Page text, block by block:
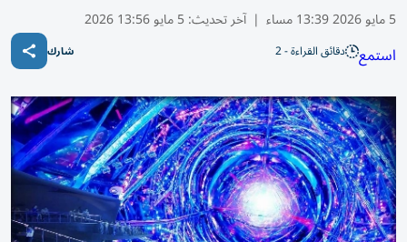
5 مايو 2026 13:39 مساء | آخر تحديث:5 مايو 13:56 2026
استمع دقائق القراءة - 2 شارك